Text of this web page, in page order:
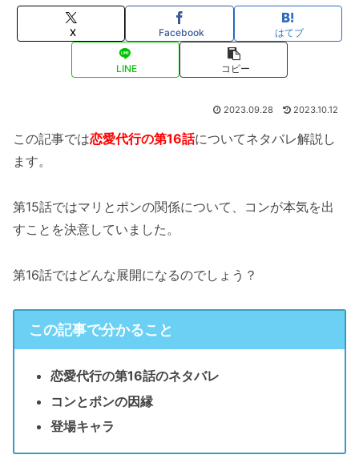
X Facebook はてブ
LINE コピー
2023.09.28 2023.10.12
この記事では恋愛代行の第16話についてネタバレ解説し
ます。
第15話ではマリとポンの関係について、コンが本気を出
すことを決意していました。
第16話ではどんな展開になるのでしょう？
この記事で分かること
恋愛代行の第16話のネタバレ
コンとポンの因縁
登場キャラ